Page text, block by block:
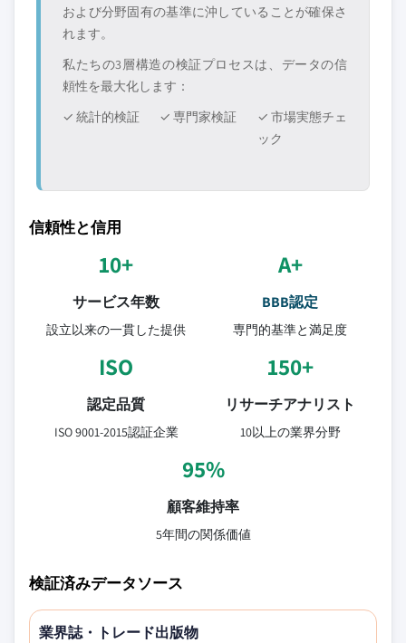
および分野固有の基準に沖していることが確保さ
れます。
私たちの3層構造の検証プロセスは、データの信
頼性を最大化します：
✓ 統計的検証
✓ 専門家検証
✓ 市場実態チェ
ック
信頼性と信用
10+
サービス年数
設立以来の一貫した提供
A+
BBB認定
専門的基準と満足度
ISO
認定品質
ISO 9001-2015認証企業
150+
リサーチアナリスト
10以上の業界分野
95%
顧客維持率
5年間の関係価値
検証済みデータソース
業界誌・トレード出版物